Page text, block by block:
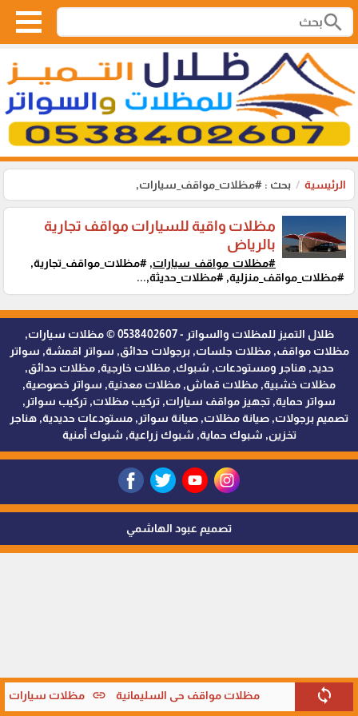
search
الرئيسية بحث : #مظلات_مواقف_سيارات,
sync مظلات مواقف حي السليمانية link مظلات سيارات
مظلات واقية للسيارات مواقف تجارية
بالرياض
#مظلات_مواقف_سيارات, #مظلات_مواقف_تجارية,
#مظلات_مواقف_منزلية, #مظلات_حديثة,...
ظلال التميز للمظلات والسواتر - 0538402607 © مظلات سيارات,
مظلات مواقف, مظلات جلسات, برجولات حدائق, سواتر اقمشة, سواتر
حديد, هناجر ومستودعات, شبوك, مظلات خارجية, مظلات حدائق,
مظلات خشبية, مظلات قماش, مظلات معدنية, سواتر خصوصية,
سواتر حماية, تجهيز مواقف سيارات, تركيب مظلات, تركيب سواتر,
تصميم برجولات, صيانة مظلات, صيانة سواتر, مستودعات حديدية, هناجر
تخزين, شبوك حماية, شبوك زراعية, شبوك أمنية
تصميم عبود الهاشمي